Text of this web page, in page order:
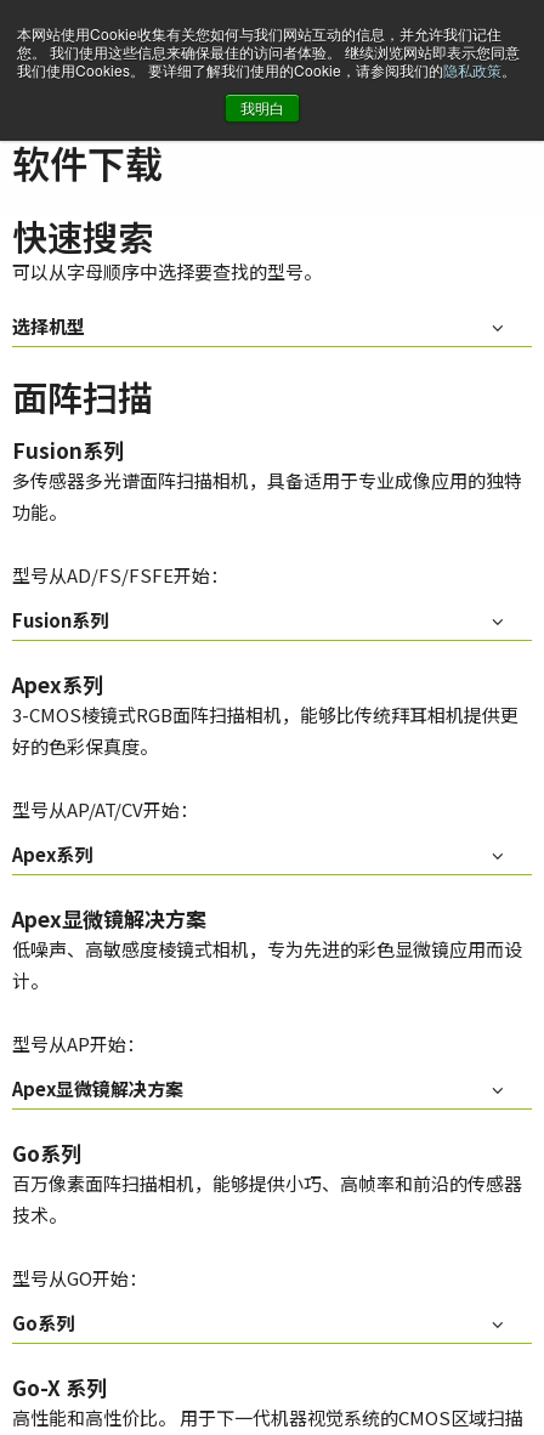
本网站使用Cookie收集有关您如何与我们网站互动的信息，并允许我们记住
您。 我们使用这些信息来确保最佳的访问者体验。 继续浏览网站即表示您同意
我们使用Cookies。 要详细了解我们使用的Cookie，请参阅我们的隐私政策。
我明白
软件下载
软件下载
快速搜索
可以从字母顺序中选择要查找的型号。
选择机型
面阵扫描
Fusion系列
多传感器多光谱面阵扫描相机，具备适用于专业成像应用的独特
功能。
型号从AD/FS/FSFE开始：
Fusion系列
Apex系列
3-CMOS棱镜式RGB面阵扫描相机，能够比传统拜耳相机提供更
好的色彩保真度。
型号从AP/AT/CV开始：
Apex系列
Apex显微镜解决方案
低噪声、高敏感度棱镜式相机，专为先进的彩色显微镜应用而设
计。
型号从AP开始：
Apex显微镜解决方案
Go系列
百万像素面阵扫描相机，能够提供小巧、高帧率和前沿的传感器
技术。
型号从GO开始：
Go系列
Go-X 系列
高性能和高性价比。 用于下一代机器视觉系统的CMOS区域扫描